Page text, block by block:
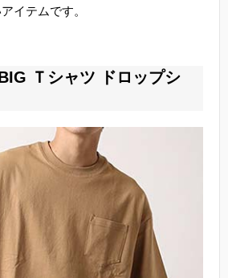
イテムです。
Ｔシャツ ドロップシ